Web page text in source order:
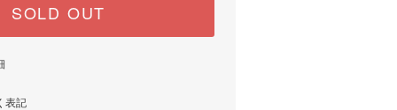
SOLD OUT
表記